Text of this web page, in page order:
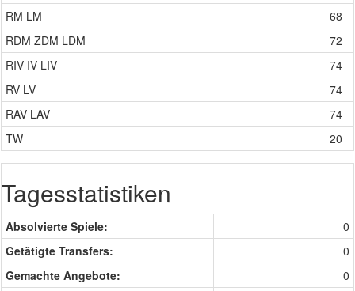
RM LM
68
RDM ZDM LDM
72
RIV IV LIV
74
RV LV
74
RAV LAV
74
TW
20
Tagesstatistiken
Absolvierte Spiele:
0
Getätigte Transfers:
0
Gemachte Angebote:
0